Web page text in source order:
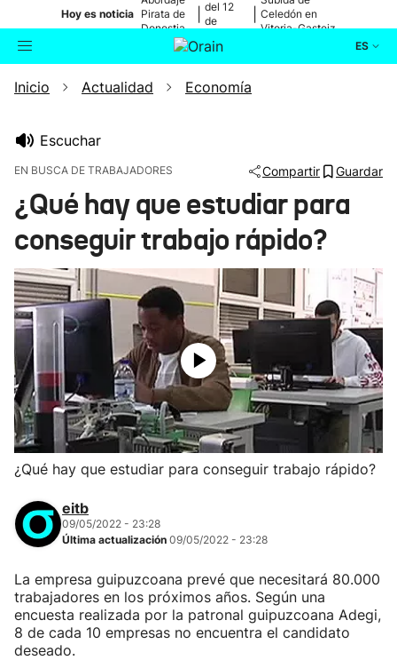
Hoy es noticia Pirata de
Donostia
del 12
de
Celedón en
Vitoria-Gasteiz
ES
Buscador Actualidad
Ikusmiran
Eguraldia
Inicio Actualidad Economía
Escuchar
EN BUSCA DE TRABAJADORES Compartir Guardar
¿Qué hay que estudiar para
conseguir trabajo rápido?
¿Qué hay que estudiar para conseguir trabajo rápido?
eitb
09/05/2022 - 23:28
Última actualización 09/05/2022 - 23:28
La empresa guipuzcoana prevé que necesitará 80.000
trabajadores en los próximos años. Según una
encuesta realizada por la patronal guipuzcoana Adegi,
8 de cada 10 empresas no encuentra el candidato
deseado.